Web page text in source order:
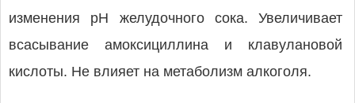
изменения pH желудочного сока. Увеличивает
всасывание амоксициллина и клавулановой
кислоты. Не влияет на метаболизм алкоголя.